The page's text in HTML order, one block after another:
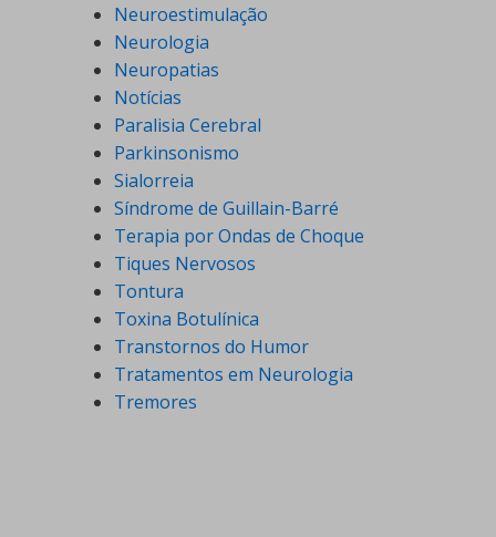
Neuroestimulação
Neurologia
Neuropatias
Notícias
Paralisia Cerebral
Parkinsonismo
Sialorreia
Síndrome de Guillain-Barré
Terapia por Ondas de Choque
Tiques Nervosos
Tontura
Toxina Botulínica
Transtornos do Humor
Tratamentos em Neurologia
Tremores